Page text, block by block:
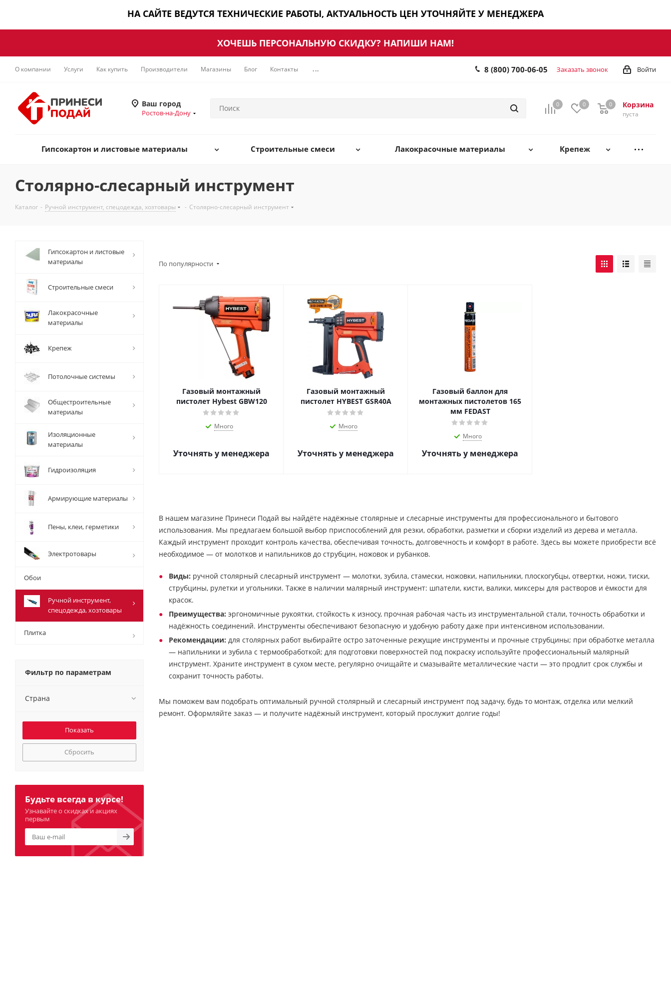
НА САЙТЕ ВЕДУТСЯ ТЕХНИЧЕСКИЕ РАБОТЫ, АКТУАЛЬНОСТЬ ЦЕН УТОЧНЯЙТЕ У МЕНЕДЖЕРА
ХОЧЕШЬ ПЕРСОНАЛЬНУЮ СКИДКУ? НАПИШИ НАМ!
О компании Услуги Как купить Производители Магазины Блог Контакты ... Войти
8 (800) 700-06-05 Заказать звонок
Ваш город
Ростов-на-Дону
0 0 Корзина
0
пуста
0
Гипсокартон и листовые материалы Строительные смеси Лакокрасочные материалы Крепеж
Столярно-слесарный инструмент
Каталог - Ручной инструмент, спецодежда, хозтовары - Столярно-слесарный инструмент
По популярности
Газовый монтажный
пистолет Hybest GBW120
Много
Уточнять у менеджера
Газовый монтажный
пистолет HYBEST GSR40A
Много
Уточнять у менеджера
Газовый баллон для
монтажных пистолетов 165
мм FEDAST
Много
Уточнять у менеджера
В нашем магазине Принеси Подай вы найдёте надёжные столярные и слесарные инструменты для профессионального и бытового
использования. Мы предлагаем большой выбор приспособлений для резки, обработки, разметки и сборки изделий из дерева и металла.
Каждый инструмент проходит контроль качества, обеспечивая точность, долговечность и комфорт в работе. Здесь вы можете приобрести всё
необходимое — от молотков и напильников до струбцин, ножовок и рубанков.
Виды: ручной столярный слесарный инструмент — молотки, зубила, стамески, ножовки, напильники, плоскогубцы, отвертки, ножи, тиски,
струбцины, рулетки и угольники. Также в наличии малярный инструмент: шпатели, кисти, валики, миксеры для растворов и ёмкости для
красок.
Преимущества: эргономичные рукоятки, стойкость к износу, прочная рабочая часть из инструментальной стали, точность обработки и
надёжность соединений. Инструменты обеспечивают безопасную и удобную работу даже при интенсивном использовании.
Рекомендации: для столярных работ выбирайте остро заточенные режущие инструменты и прочные струбцины; при обработке металла
— напильники и зубила с термообработкой; для подготовки поверхностей под покраску используйте профессиональный малярный
инструмент. Храните инструмент в сухом месте, регулярно очищайте и смазывайте металлические части — это продлит срок службы и
сохранит точность работы.
Мы поможем вам подобрать оптимальный ручной столярный и слесарный инструмент под задачу, будь то монтаж, отделка или мелкий
ремонт. Оформляйте заказ — и получите надёжный инструмент, который прослужит долгие годы!
Гипсокартон и листовые
материалы
Строительные смеси
Лакокрасочные
материалы
Крепеж
Потолочные системы
Общестроительные
материалы
Изоляционные
материалы
Гидроизоляция
Армирующие материалы
Пены, клеи, герметики
Электротовары
Обои
Ручной инструмент,
спецодежда, хозтовары
Плитка
Фильтр по параметрам
Страна
Сбросить
Будьте всегда в курсе!
Узнавайте о скидках и акциях
первым